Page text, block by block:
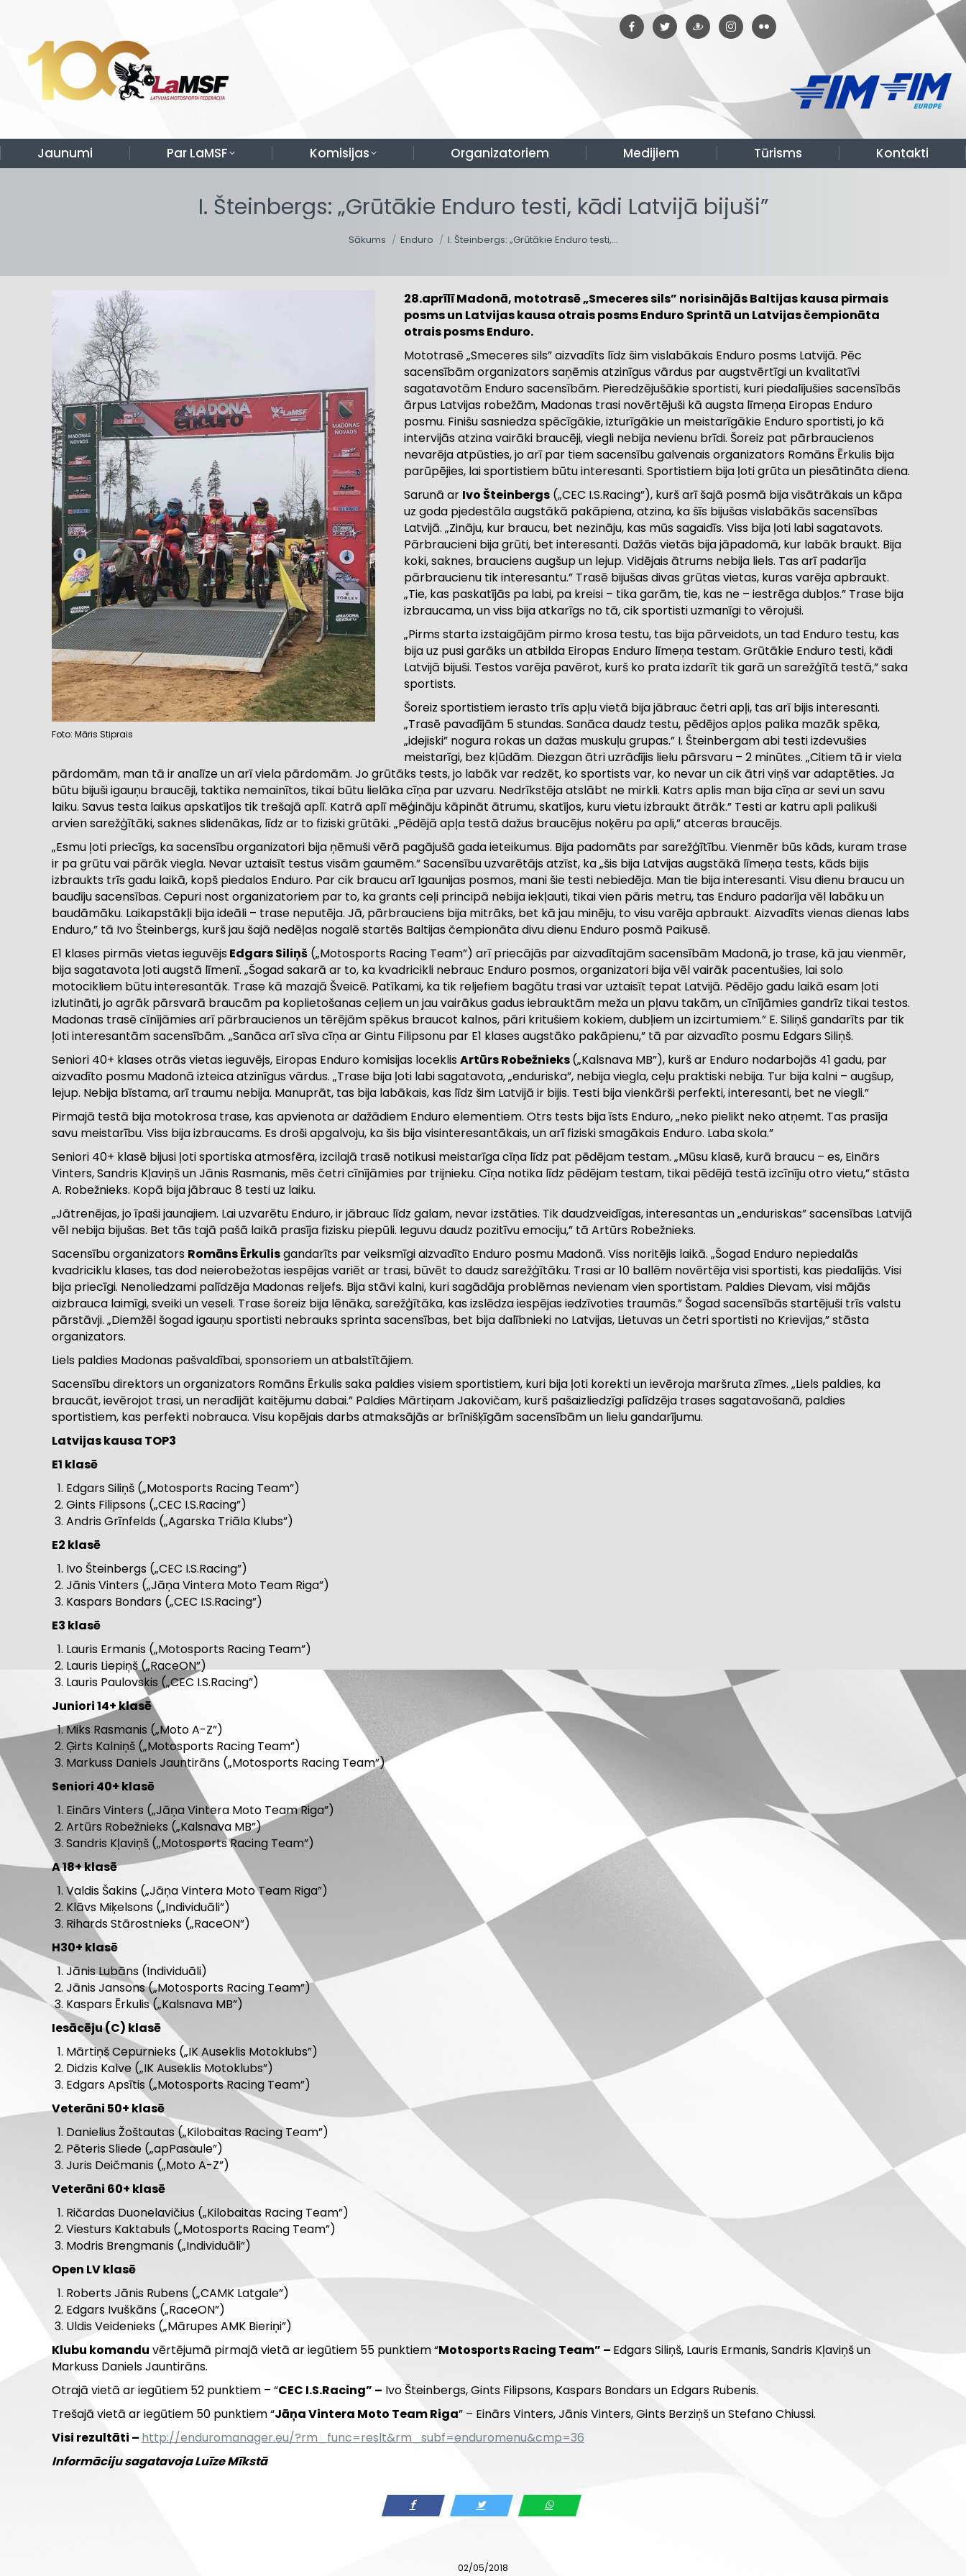
Jaunumi Par LaMSF Komisijas Organizatoriem Medijiem Tūrisms Kontakti
I. Šteinbergs: „Grūtākie Enduro testi, kādi Latvijā bijuši”
Sākums Enduro I. Šteinbergs: „Grūtākie Enduro testi,…
Foto: Māris Stiprais
28.aprīlī Madonā, mototrasē „Smeceres sils” norisinājās Baltijas kausa pirmais
posms un Latvijas kausa otrais posms Enduro Sprintā un Latvijas čempionāta
otrais posms Enduro.
Mototrasē „Smeceres sils” aizvadīts līdz šim vislabākais Enduro posms Latvijā. Pēc
sacensībām organizators saņēmis atzinīgus vārdus par augstvērtīgi un kvalitatīvi
sagatavotām Enduro sacensībām. Pieredzējušākie sportisti, kuri piedalījušies sacensībās
ārpus Latvijas robežām, Madonas trasi novērtējuši kā augsta līmeņa Eiropas Enduro
posmu. Finišu sasniedza spēcīgākie, izturīgākie un meistarīgākie Enduro sportisti, jo kā
intervijās atzina vairāki braucēji, viegli nebija nevienu brīdi. Šoreiz pat pārbraucienos
nevarēja atpūsties, jo arī par tiem sacensību galvenais organizators Romāns Ērkulis bija
parūpējies, lai sportistiem būtu interesanti. Sportistiem bija ļoti grūta un piesātināta diena.
Sarunā ar Ivo Šteinbergs („CEC I.S.Racing”), kurš arī šajā posmā bija visātrākais un kāpa
uz goda pjedestāla augstākā pakāpiena, atzina, ka šīs bijušas vislabākās sacensības
Latvijā. „Zināju, kur braucu, bet nezināju, kas mūs sagaidīs. Viss bija ļoti labi sagatavots.
Pārbraucieni bija grūti, bet interesanti. Dažās vietās bija jāpadomā, kur labāk braukt. Bija
koki, saknes, brauciens augšup un lejup. Vidējais ātrums nebija liels. Tas arī padarīja
pārbraucienu tik interesantu.” Trasē bijušas divas grūtas vietas, kuras varēja apbraukt.
„Tie, kas paskatījās pa labi, pa kreisi – tika garām, tie, kas ne – iestrēga dubļos.” Trase bija
izbraucama, un viss bija atkarīgs no tā, cik sportisti uzmanīgi to vērojuši.
„Pirms starta izstaigājām pirmo krosa testu, tas bija pārveidots, un tad Enduro testu, kas
bija uz pusi garāks un atbilda Eiropas Enduro līmeņa testam. Grūtākie Enduro testi, kādi
Latvijā bijuši. Testos varēja pavērot, kurš ko prata izdarīt tik garā un sarežģītā testā,” saka
sportists.
Šoreiz sportistiem ierasto trīs apļu vietā bija jābrauc četri apļi, tas arī bijis interesanti.
„Trasē pavadījām 5 stundas. Sanāca daudz testu, pēdējos apļos palika mazāk spēka,
„idejiski” nogura rokas un dažas muskuļu grupas.” I. Šteinbergam abi testi izdevušies
meistarīgi, bez kļūdām. Diezgan ātri uzrādījis lielu pārsvaru – 2 minūtes. „Citiem tā ir viela
pārdomām, man tā ir analīze un arī viela pārdomām. Jo grūtāks tests, jo labāk var redzēt, ko sportists var, ko nevar un cik ātri viņš var adaptēties. Ja
būtu bijuši igauņu braucēji, taktika nemainītos, tikai būtu lielāka cīņa par uzvaru. Nedrīkstēja atslābt ne mirkli. Katrs aplis man bija cīņa ar sevi un savu
laiku. Savus testa laikus apskatījos tik trešajā aplī. Katrā aplī mēģināju kāpināt ātrumu, skatījos, kuru vietu izbraukt ātrāk.” Testi ar katru apli palikuši
arvien sarežģītāki, saknes slidenākas, līdz ar to fiziski grūtāki. „Pēdējā apļa testā dažus braucējus noķēru pa apli,” atceras braucējs.
„Esmu ļoti priecīgs, ka sacensību organizatori bija ņēmuši vērā pagājušā gada ieteikumus. Bija padomāts par sarežģītību. Vienmēr būs kāds, kuram trase
ir pa grūtu vai pārāk viegla. Nevar uztaisīt testus visām gaumēm.” Sacensību uzvarētājs atzīst, ka „šis bija Latvijas augstākā līmeņa tests, kāds bijis
izbraukts trīs gadu laikā, kopš piedalos Enduro. Par cik braucu arī Igaunijas posmos, mani šie testi nebiedēja. Man tie bija interesanti. Visu dienu braucu un
baudīju sacensības. Cepuri nost organizatoriem par to, ka grants ceļi principā nebija iekļauti, tikai vien pāris metru, tas Enduro padarīja vēl labāku un
baudāmāku. Laikapstākļi bija ideāli – trase neputēja. Jā, pārbrauciens bija mitrāks, bet kā jau minēju, to visu varēja apbraukt. Aizvadīts vienas dienas labs
Enduro,” tā Ivo Šteinbergs, kurš jau šajā nedēļas nogalē startēs Baltijas čempionāta divu dienu Enduro posmā Paikusē.
E1 klases pirmās vietas ieguvējs Edgars Siliņš („Motosports Racing Team”) arī priecājās par aizvadītajām sacensībām Madonā, jo trase, kā jau vienmēr,
bija sagatavota ļoti augstā līmenī. „Šogad sakarā ar to, ka kvadricikli nebrauc Enduro posmos, organizatori bija vēl vairāk pacentušies, lai solo
motocikliem būtu interesantāk. Trase kā mazajā Šveicē. Patīkami, ka tik reljefiem bagātu trasi var uztaisīt tepat Latvijā. Pēdējo gadu laikā esam ļoti
izlutināti, jo agrāk pārsvarā braucām pa koplietošanas ceļiem un jau vairākus gadus iebrauktām meža un pļavu takām, un cīnījāmies gandrīz tikai testos.
Madonas trasē cīnījāmies arī pārbraucienos un tērējām spēkus braucot kalnos, pāri kritušiem kokiem, dubļiem un izcirtumiem.” E. Siliņš gandarīts par tik
ļoti interesantām sacensībām. „Sanāca arī sīva cīņa ar Gintu Filipsonu par E1 klases augstāko pakāpienu,” tā par aizvadīto posmu Edgars Siliņš.
Seniori 40+ klases otrās vietas ieguvējs, Eiropas Enduro komisijas loceklis Artūrs Robežnieks(„Kalsnava MB”), kurš ar Enduro nodarbojās 41 gadu, par
aizvadīto posmu Madonā izteica atzinīgus vārdus. „Trase bija ļoti labi sagatavota, „enduriska”, nebija viegla, ceļu praktiski nebija. Tur bija kalni – augšup,
lejup. Nebija bīstama, arī traumu nebija. Manuprāt, tas bija labākais, kas līdz šim Latvijā ir bijis. Testi bija vienkārši perfekti, interesanti, bet ne viegli.”
Pirmajā testā bija motokrosa trase, kas apvienota ar dažādiem Enduro elementiem. Otrs tests bija īsts Enduro, „neko pielikt neko atņemt. Tas prasīja
savu meistarību. Viss bija izbraucams. Es droši apgalvoju, ka šis bija visinteresantākais, un arī fiziski smagākais Enduro. Laba skola.”
Seniori 40+ klasē bijusi ļoti sportiska atmosfēra, izcilajā trasē notikusi meistarīga cīņa līdz pat pēdējam testam. „Mūsu klasē, kurā braucu – es, Einārs
Vinters, Sandris Kļaviņš un Jānis Rasmanis, mēs četri cīnījāmies par trijnieku. Cīņa notika līdz pēdējam testam, tikai pēdējā testā izcīnīju otro vietu,” stāsta
A. Robežnieks. Kopā bija jābrauc 8 testi uz laiku.
„Jātrenējas, jo īpaši jaunajiem. Lai uzvarētu Enduro, ir jābrauc līdz galam, nevar izstāties. Tik daudzveidīgas, interesantas un „enduriskas” sacensības Latvijā
vēl nebija bijušas. Bet tās tajā pašā laikā prasīja fizisku piepūli. Ieguvu daudz pozitīvu emociju,” tā Artūrs Robežnieks.
Sacensību organizators Romāns Ērkulisgandarīts par veiksmīgi aizvadīto Enduro posmu Madonā. Viss noritējis laikā. „Šogad Enduro nepiedalās
kvadriciklu klases, tas dod neierobežotas iespējas variēt ar trasi, būvēt to daudz sarežģītāku. Trasi ar 10 ballēm novērtēja visi sportisti, kas piedalījās. Visi
bija priecīgi. Nenoliedzami palīdzēja Madonas reljefs. Bija stāvi kalni, kuri sagādāja problēmas nevienam vien sportistam. Paldies Dievam, visi mājās
aizbrauca laimīgi, sveiki un veseli. Trase šoreiz bija lēnāka, sarežģītāka, kas izslēdza iespējas iedzīvoties traumās.” Šogad sacensībās startējuši trīs valstu
pārstāvji. „Diemžēl šogad igauņu sportisti nebrauks sprinta sacensības, bet bija dalībnieki no Latvijas, Lietuvas un četri sportisti no Krievijas,” stāsta
organizators.
Liels paldies Madonas pašvaldībai, sponsoriem un atbalstītājiem.
Sacensību direktors un organizators Romāns Ērkulis saka paldies visiem sportistiem, kuri bija ļoti korekti un ievēroja maršruta zīmes. „Liels paldies, ka
braucāt, ievērojot trasi, un neradījāt kaitējumu dabai.” Paldies Mārtiņam Jakovičam, kurš pašaizliedzīgi palīdzēja trases sagatavošanā, paldies
sportistiem, kas perfekti nobrauca. Visu kopējais darbs atmaksājās ar brīnišķīgām sacensībām un lielu gandarījumu.
Latvijas kausa TOP3
E1 klasē
Edgars Siliņš („Motosports Racing Team”)
Gints Filipsons („CEC I.S.Racing”)
Andris Grīnfelds („Agarska Triāla Klubs”)
E2 klasē
Ivo Šteinbergs („CEC I.S.Racing”)
Jānis Vinters („Jāņa Vintera Moto Team Riga”)
Kaspars Bondars („CEC I.S.Racing”)
E3 klasē
Lauris Ermanis („Motosports Racing Team”)
Lauris Liepiņš („RaceON”)
Lauris Paulovskis („CEC I.S.Racing”)
Juniori 14+ klasē
Miks Rasmanis („Moto A-Z”)
Ģirts Kalniņš („Motosports Racing Team”)
Markuss Daniels Jauntirāns („Motosports Racing Team”)
Seniori 40+ klasē
Einārs Vinters („Jāņa Vintera Moto Team Riga”)
Artūrs Robežnieks („Kalsnava MB”)
Sandris Kļaviņš („Motosports Racing Team”)
A 18+ klasē
Valdis Šakins („Jāņa Vintera Moto Team Riga”)
Klāvs Miķelsons („Individuāli”)
Rihards Stārostnieks („RaceON”)
H30+ klasē
Jānis Lubāns (Individuāli)
Jānis Jansons („Motosports Racing Team”)
Kaspars Ērkulis („Kalsnava MB”)
Iesācēju (C) klasē
Mārtiņš Cepurnieks („IK Auseklis Motoklubs”)
Didzis Kalve („IK Auseklis Motoklubs”)
Edgars Apsītis („Motosports Racing Team”)
Veterāni 50+ klasē
Danielius Žoštautas („Kilobaitas Racing Team”)
Pēteris Sliede („apPasaule”)
Juris Deičmanis („Moto A-Z”)
Veterāni 60+ klasē
Ričardas Duonelavičius („Kilobaitas Racing Team”)
Viesturs Kaktabuls („Motosports Racing Team”)
Modris Brengmanis („Individuāli”)
Open LV klasē
Roberts Jānis Rubens („CAMK Latgale”)
Edgars Ivuškāns („RaceON”)
Uldis Veidenieks („Mārupes AMK Bieriņi”)
Klubu komandu vērtējumā pirmajā vietā ar iegūtiem 55 punktiem “Motosports Racing Team” – Edgars Siliņš, Lauris Ermanis, Sandris Kļaviņš un
Markuss Daniels Jauntirāns.
Otrajā vietā ar iegūtiem 52 punktiem – “CEC I.S.Racing” – Ivo Šteinbergs, Gints Filipsons, Kaspars Bondars un Edgars Rubenis.
Trešajā vietā ar iegūtiem 50 punktiem “Jāņa Vintera Moto Team Riga” – Einārs Vinters, Jānis Vinters, Gints Berziņš un Stefano Chiussi.
Visi rezultāti – http://enduromanager.eu/?rm_func=reslt&rm_subf=enduromenu&cmp=36
Informāciju sagatavoja Luīze Mīkstā
02/05/2018